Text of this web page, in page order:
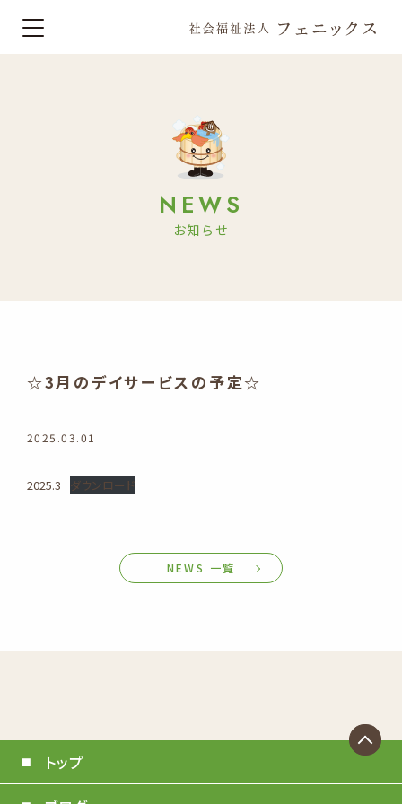
NEWS
お知らせ
☆3月のデイサービスの予定☆
2025.03.01
2025.3 ダウンロード
NEWS 一覧
トップ